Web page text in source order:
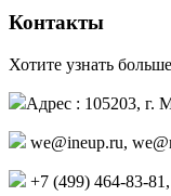
Контакты
Хотите узнать
Адрес : 105203, г.
,
+7 (499) 464-83-